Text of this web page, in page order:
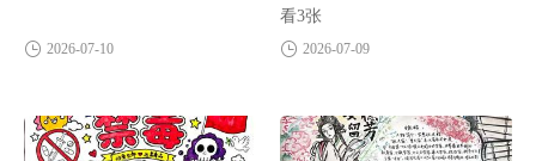
2026-07-10
看3张
2026-07-09